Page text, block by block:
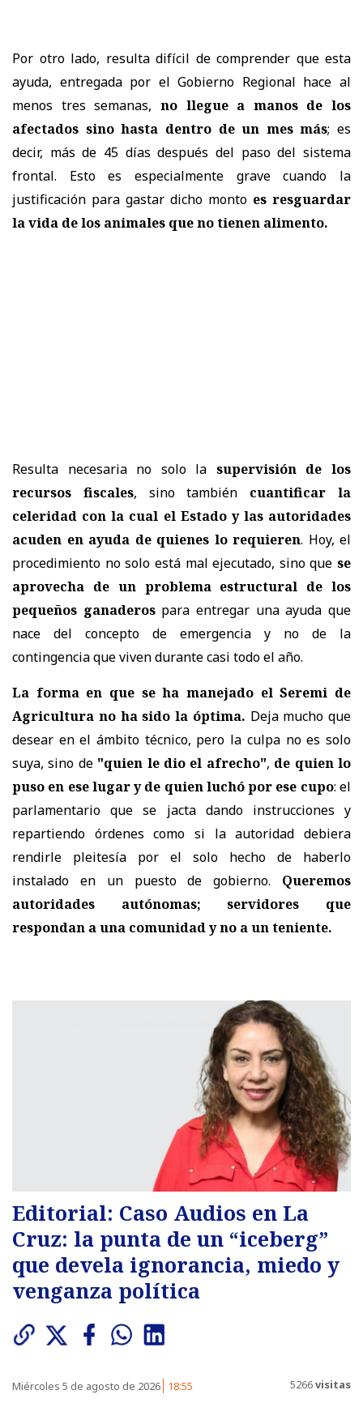
Por otro lado, resulta difícil de comprender que esta
ayuda, entregada por el Gobierno Regional hace al
menos tres semanas, no llegue a manos de los
afectados sino hasta dentro de un mes más; es
decir, más de 45 días después del paso del sistema
frontal. Esto es especialmente grave cuando la
justificación para gastar dicho monto es resguardar
la vida de los animales que no tienen alimento.
Resulta necesaria no solo la supervisión de los
recursos fiscales, sino también cuantificar la
celeridad con la cual el Estado y las autoridades
acuden en ayuda de quienes lo requieren. Hoy, el
procedimiento no solo está mal ejecutado, sino que se
aprovecha de un problema estructural de los
pequeños ganaderospara entregar una ayuda que
nace del concepto de emergencia y no de la
contingencia que viven durante casi todo el año.
La forma en que se ha manejado el Seremi de
Agricultura no ha sido la óptima. Deja mucho que
desear en el ámbito técnico, pero la culpa no es solo
suya, sino de "quien le dio el afrecho", de quien lo
puso en ese lugar y de quien luchó por ese cupo: el
parlamentario que se jacta dando instrucciones y
repartiendo órdenes como si la autoridad debiera
rendirle pleitesía por el solo hecho de haberlo
instalado en un puesto de gobierno. Queremos
autoridades autónomas; servidores que
respondan a una comunidad y no a un teniente.
Editorial: Caso Audios en La
Cruz: la punta de un “iceberg”
que devela ignorancia, miedo y
venganza política
Miércoles 5 de agosto de 2026 18:55 5266visitas